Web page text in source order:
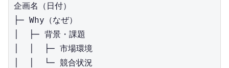
企画名（日付）
├─ Why（なぜ）
│  ├─ 背景・課題
│  │  ├─ 市場環境
│  │  └─ 競合状況